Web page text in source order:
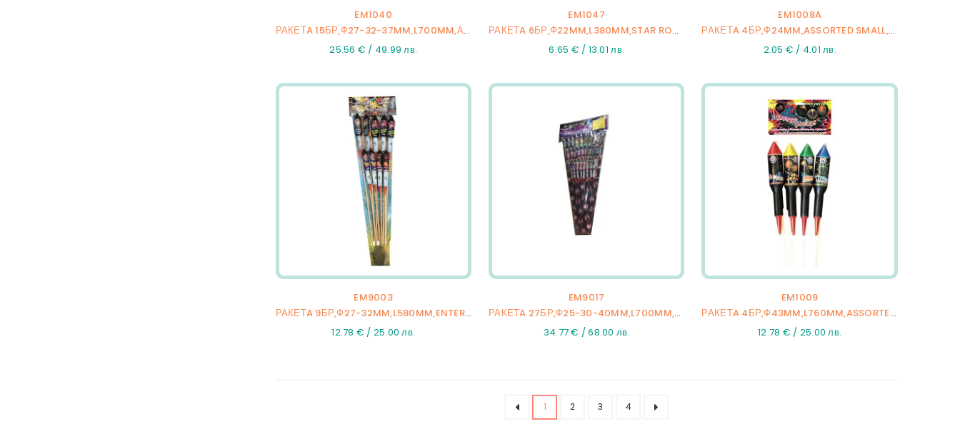
EM1040
РАКЕТA 15БР,Ф27-32-37MM,L700MM,АSSORTED,10/15
25.56 € / 49.99 лв.
EM1047
РАКЕТA 6БР,Ф22MM,L380MM,STAR ROCKET,2/18/6
6.65 € / 13.01 лв.
EM1008A
РАКЕТA 4БР,Ф24MM,ASSORTED SMALL,36/4
2.05 € / 4.01 лв.
EM9003
РАКЕТA 9БР,Ф27-32MM,L580MM,ENTERPRISE,20/9
12.78 € / 25.00 лв.
EM9017
РАКЕТA 27БР,Ф25-30-40MM,L700MM,GLAMOUR SPACE,8/27
34.77 € / 68.00 лв.
EM1009
РАКЕТA 4БР,Ф43MM,L760MM,ASSORTED 33,24/4
12.78 € / 25.00 лв.
1 2 3 4